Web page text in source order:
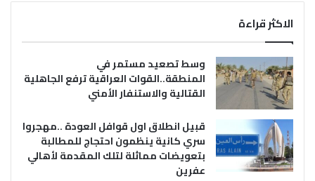
الاكثر قراءة
وسط تصعيد مستمر في
المنطقة..القوات العراقية ترفع الجاهلية
القتالية والاستنفار الأمني
قبيل انطلاق اول قوافل العودة ..مهجروا
سري كانية ينظمون احتجاج للمطالبة
بتعويضات مماثلة لتلك المقدمة لأهالي
عفرين